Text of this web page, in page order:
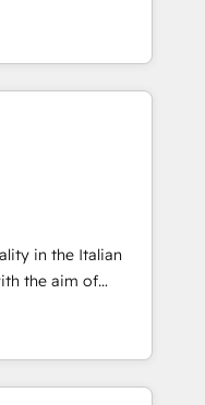
3 Partner of the
• Partner of the
experts help
impact.
and
turn
into meaningful
more than just
why we lean
thoughtful
make a
in the Italian
the aim of
center by
of integrating
from CRM